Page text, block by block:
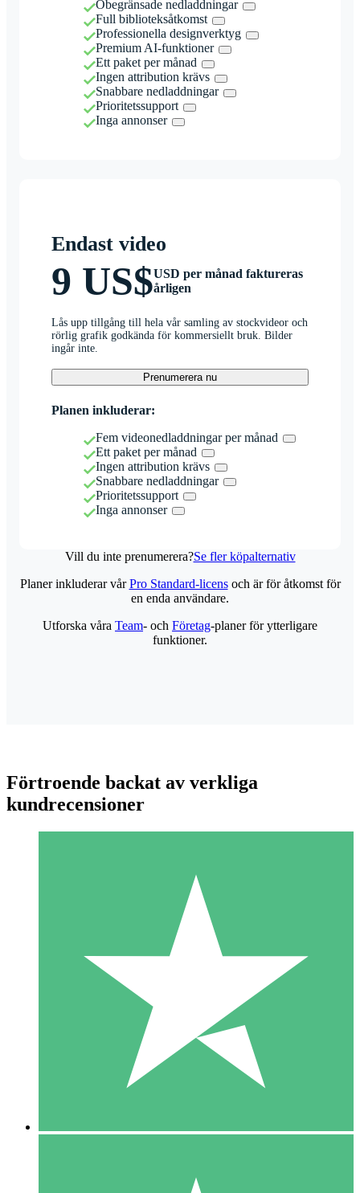
Obegränsade nedladdningar
Full biblioteksåtkomst
Professionella designverktyg
Premium AI-funktioner
Ett paket per månad
Ingen attribution krävs
Snabbare nedladdningar
Prioritetssupport
Inga annonser
Endast video
9 US$USD per månad faktureras
årligen
Lås upp tillgång till hela vår samling av stockvideor och
rörlig grafik godkända för kommersiellt bruk. Bilder
ingår inte.
Prenumerera nu
Planen inkluderar:
Fem videonedladdningar per månad
Ett paket per månad
Ingen attribution krävs
Snabbare nedladdningar
Prioritetssupport
Inga annonser
Vill du inte prenumerera?Se fler köpalternativ
Individuella Kreditpaket
Betala per användning med nedladdningskrediter. Inget
1 Nedladdningar
10 00
10 Nedladdningar
Planer inkluderar vårPro Standard-licensoch är för åtkomst för
en enda användare.
Utforska våra Team- och Företag-planer för ytterligare
funktioner.
Förtroende backat av verkliga
kundrecensioner